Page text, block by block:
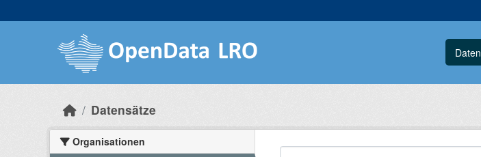
Datensätze
Organisationen